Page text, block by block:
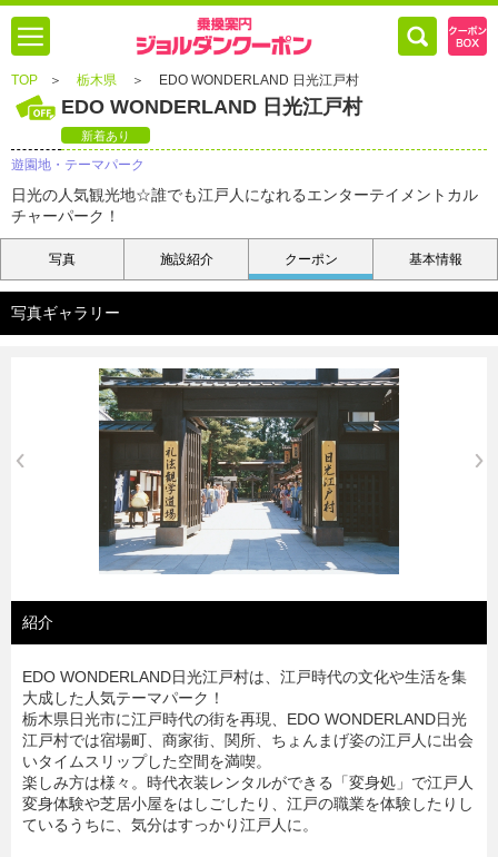
TOP ＞ 栃木県 ＞ EDO WONDERLAND 日光江戸村
EDO WONDERLAND 日光江戸村
新着あり
遊園地・テーマパーク
日光の人気観光地☆誰でも江戸人になれるエンターテイメントカル
チャーパーク！
写真 施設紹介 クーポン 基本情報
写真ギャラリー
紹介
EDO WONDERLAND日光江戸村は、江戸時代の文化や生活を集
大成した人気テーマパーク！
栃木県日光市に江戸時代の街を再現、EDO WONDERLAND日光
江戸村では宿場町、商家街、関所、ちょんまげ姿の江戸人に出会
いタイムスリップした空間を満喫。
楽しみ方は様々。時代衣装レンタルができる「変身処」で江戸人
変身体験や芝居小屋をはしごしたり、江戸の職業を体験したりし
ているうちに、気分はすっかり江戸人に。